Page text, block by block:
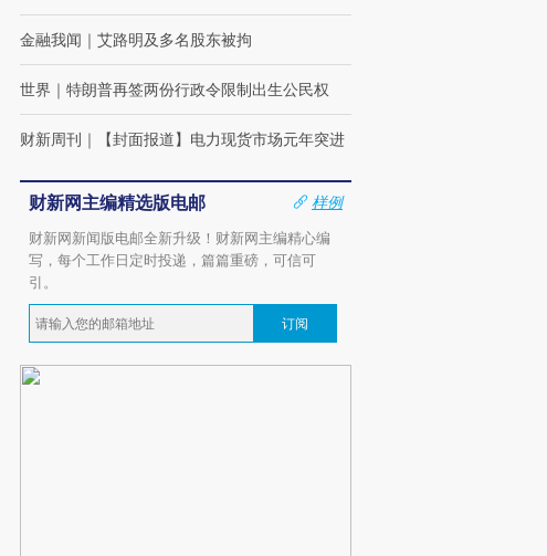
金融我闻 ｜ 艾路明及多名股东被拘
世界 ｜ 特朗普再签两份行政令限制出生公民权
财新周刊 ｜ 【封面报道】电力现货市场元年突进
财新网主编精选版电邮
样例
财新网新闻版电邮全新升级！财新网主编精心编
写，每个工作日定时投递，篇篇重磅，可信可
引。
订阅